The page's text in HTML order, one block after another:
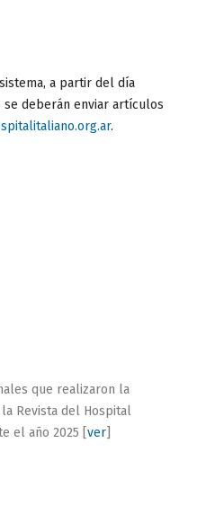
a partir del día
se deberán enviar artículos
.
que realizaron la
Revista del Hospital
el año 2025 [ ver